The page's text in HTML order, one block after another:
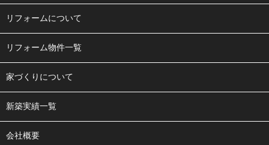
リフォームについて
リフォーム物件一覧
家づくりについて
新築実績一覧
会社概要